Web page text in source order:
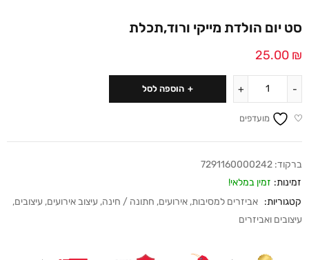
סט יום הולדת מייקי ורוד,תכלת
25.00 ₪
הוספה לסל
מועדפים
ברקוד: 7291160000242
זמינות: זמין במלאי!
קטגוריות: אביזרים למסיבות, אירועים, חתונה / חינה, עיצוב אירועים, עיצובים,
עיצובים ואביזרים